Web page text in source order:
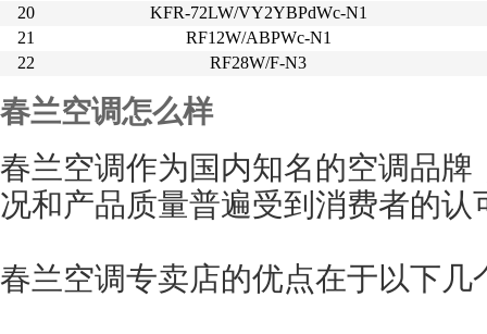
20
KFR-72LW/VY2YBPdWc-N1
21
RF12W/ABPWc-N1
22
RF28W/F-N3
春兰空调怎么样
春兰空调作为国内知名的空调品牌
况和产品质量普遍受到消费者的认
春兰空调专卖店的优点在于以下几